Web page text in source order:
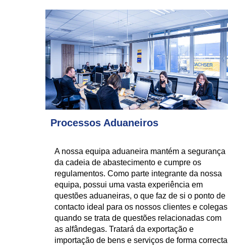
Processos Aduaneiros
A nossa equipa aduaneira mantém a segurança
da cadeia de abastecimento e cumpre os
regulamentos. Como parte integrante da nossa
equipa, possui uma vasta experiência em
questões aduaneiras, o que faz de si o ponto de
contacto ideal para os nossos clientes e colegas
quando se trata de questões relacionadas com
as alfândegas. Tratará da exportação e
importação de bens e serviços de forma correcta